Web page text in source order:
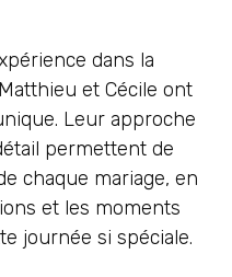
dans la
et Cécile ont
Leur approche
permettent de
chaque mariage, en
et les moments
journée si spéciale.